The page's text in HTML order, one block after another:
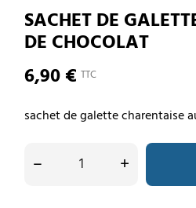
SACHET DE
DE CHOCOLAT
6,90 € TTC
sachet de galette charentaise
– +